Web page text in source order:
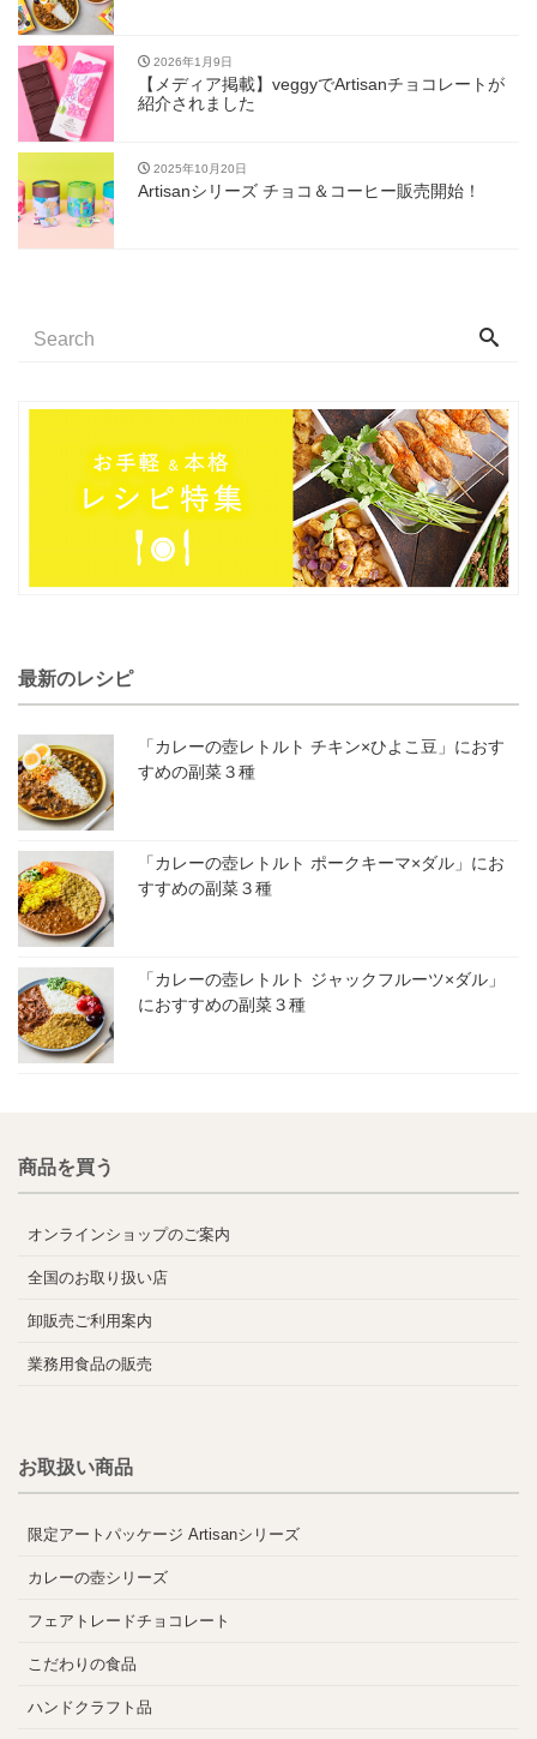
2026年1月9日
【メディア掲載】veggyでArtisanチョコレートが
紹介されました
2025年10月20日
Artisanシリーズ チョコ＆コーヒー販売開始！
最新のレシピ
「カレーの壺レトルト チキン×ひよこ豆」におす
すめの副菜３種
「カレーの壺レトルト ポークキーマ×ダル」にお
すすめの副菜３種
「カレーの壺レトルト ジャックフルーツ×ダル」
におすすめの副菜３種
商品を買う
オンラインショップのご案内
全国のお取り扱い店
卸販売ご利用案内
業務用食品の販売
お取扱い商品
限定アートパッケージ Artisanシリーズ
カレーの壺シリーズ
フェアトレードチョコレート
こだわりの食品
ハンドクラフト品